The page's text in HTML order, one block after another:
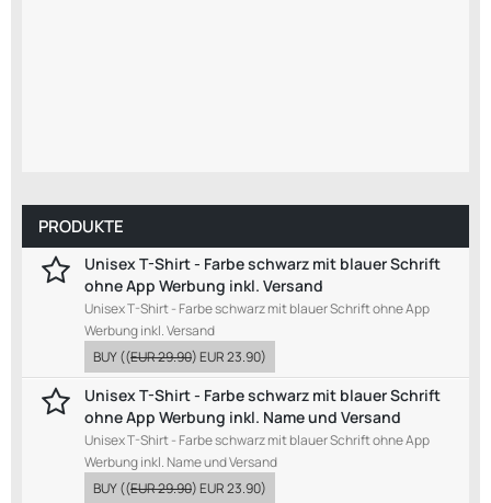
PRODUKTE
Unisex T-Shirt - Farbe schwarz mit blauer Schrift
ohne App Werbung inkl. Versand
Unisex T-Shirt - Farbe schwarz mit blauer Schrift ohne App
Werbung inkl. Versand
BUY((EUR 29.90)EUR 23.90)
Unisex T-Shirt - Farbe schwarz mit blauer Schrift
ohne App Werbung inkl. Name und Versand
Unisex T-Shirt - Farbe schwarz mit blauer Schrift ohne App
Werbung inkl. Name und Versand
BUY((EUR 29.90)EUR 23.90)